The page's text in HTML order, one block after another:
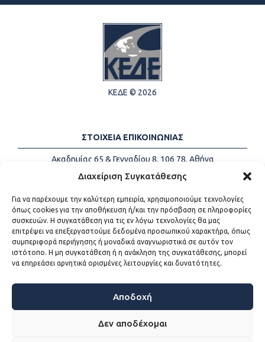
Διαχείριση Συγκατάθεσης
Για να παρέχουμε την καλύτερη εμπειρία, χρησιμοποιούμε τεχνολογίες
όπως cookies για την αποθήκευση ή/και την πρόσβαση σε πληροφορίες
συσκευών. Η συγκατάθεση για τις εν λόγω τεχνολογίες θα μας
επιτρέψει να επεξεργαστούμε δεδομένα προσωπικού χαρακτήρα, όπως
συμπεριφορά περιήγησης ή μοναδικά αναγνωριστικά σε αυτόν τον
ιστότοπο. Η μη συγκατάθεση ή η ανάκληση της συγκατάθεσης, μπορεί
να επηρεάσει αρνητικά ορισμένες λειτουργίες και δυνατότητες.
Αποδοχή
Δεν αποδέχομαι
ΚΕΔΕ © 2026
ΣΤΟΙΧΕΙΑ ΕΠΙΚΟΙΝΩΝΙΑΣ
Ακαδημίας 65 & Γενναδίου 8, 106 78, Αθήνα
Τηλέφωνα:
+30 213-2147500
Email:
info@kede.gr
ΧΡΗΣΙΜΟΙ ΣΥΝΔΕΣΜΟΙ
Η ΚΕΔΕ
Sitemap
Προσβασιμότητα
Όροι χρήσης